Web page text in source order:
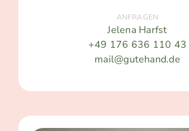
ANFRAGEN
Jelena Harfst
+49 176 636 110 43
mail@gutehand.de